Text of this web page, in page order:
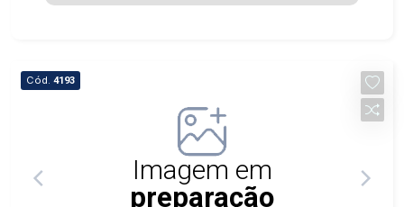
Cód. 4193
Imagem em
preparação